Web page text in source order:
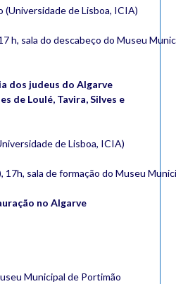
de Lisboa, ICIA)
h, sala do descabeço do Museu
dos judeus do Algarve
de Loulé, Tavira, Silves e
de Lisboa, ICIA)
17h, sala de formação do Museu
no Algarve
Municipal de Portimão